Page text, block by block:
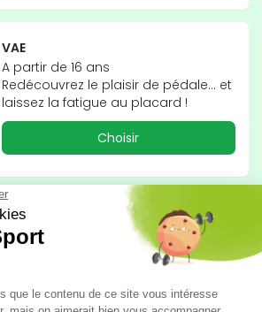
VAE
A partir de 16 ans
Redécouvrez le plaisir de pédale... et
laissez la fatigue au placard !
Choisir
Mini-péniche
Capitaine, embarquez vos matelots
et naviguez au fil de la Mayenne
pour découvrir l'environnement
calme et paisible de la rivière !